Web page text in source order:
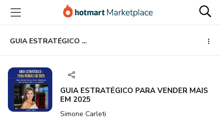
para
conteúdo
principal
para
pagamento
para
rodapé
GUIA ESTRATÉGICO PARA VENDER MAIS EM 2025
GUIA ESTRATÉGICO PARA VENDER MAIS
EM 2025
Simone Carleti